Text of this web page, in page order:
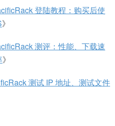
登陆教程：购买后使
》
测评：性能、下载速
》
测试 IP 地址、测试文件